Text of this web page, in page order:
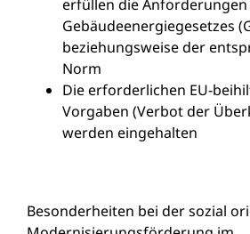
erfüllen die Anforderungen
Gebäudeenergiegesetzes
beziehungsweise der
Norm
Die erforderlichen EU-
Vorgaben (Verbot der
werden eingehalten
Besonderheiten bei der sozial